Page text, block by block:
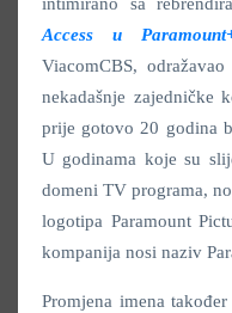
intimirano sa
Access u
ViacomCBS,
nekadašnje zajedničke
prije gotovo 20 godina
U godinama koje su
domeni TV programa,
logotipa Paramount
kompanija nosi naziv
Promjena imena